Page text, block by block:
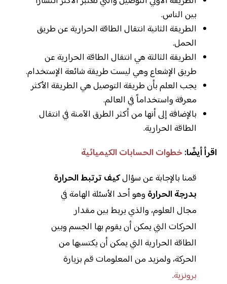
بين الناس.
الطريقة الثانية انتقال الطاقة الحرارية عن طريق
الحمل.
الطريقة الثالثة هي انتقال الطاقة الحرارية عن
طريق الإشعاع وهي ليست طريقة شائعة الإستخدام.
يجب العلم بأن طريقة التوصيل هي الطريقة الأكثر
معرفة واستخداماً في العالم.
بالإضافة إلى أنها من أكثر الطرق الآمنة في انتقال
الطاقة الحرارية.
اقرأ أيضًا: خطوات الحسابات الكيميائية
قمنا بالإجابة عن سؤالكيف ترتبط الحرارة
بدرجة الحرارة وهو أحد الأسئلة الهامة في
مجال العلوم، والذي يربط بين مقدار
الحركات التي يمكن أن يقوم بها الجسم وبين
الطاقة الحرارية التي يمكن أن يكتسبها من
الحركة، ولمزيد من المعلومات قم بزيارة
برونزية.